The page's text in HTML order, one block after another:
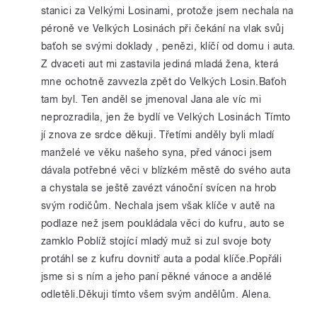
stanici za Velkými Losinami, protože jsem nechala na
péroně ve Velkých Losinách při čekání na vlak svůj
baťoh se svými doklady , penězi, klíčí od domu i auta.
Z dvaceti aut mi zastavila jediná mladá žena, která
mne ochotně zavvezla zpět do Velkých Losin.Baťoh
tam byl. Ten anděl se jmenoval Jana ale víc mi
neprozradila, jen že bydlí ve Velkých Losinách Tímto
jí znova ze srdce děkuji. Třetími anděly byli mladí
manželé ve věku našeho syna, před vánoci jsem
dávala potřebné věci v blízkém městě do svého auta
a chystala se ještě zavézt vánoční svícen na hrob
svým rodičům. Nechala jsem však klíče v autě na
podlaze než jsem poukládala věci do kufru, auto se
zamklo Poblíž stojící mladý muž si zul svoje boty
protáhl se z kufru dovnitř auta a podal klíče.Popřáli
jsme si s ním a jeho paní pěkné vánoce a andělé
odletěli.Děkuji tímto všem svým andělům. Alena.